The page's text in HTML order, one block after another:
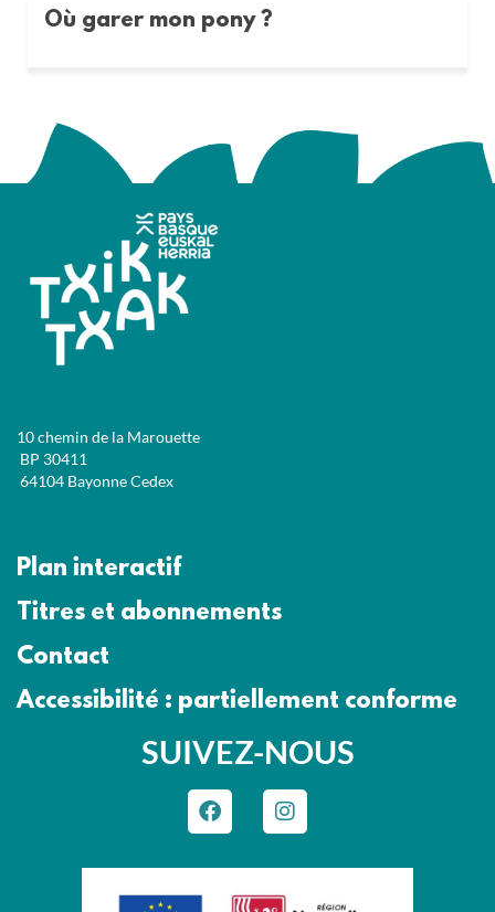
Où garer mon pony ?
10 chemin de la Marouette
BP 30411
64104 Bayonne Cedex
Plan interactif
Titres et abonnements
Contact
Accessibilité : partiellement conforme
SUIVEZ-NOUS